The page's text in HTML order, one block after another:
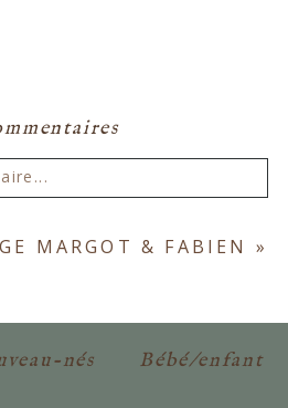
jamais publié ou partagé.
MARGOT & FABIEN »
nés Bébé/enfant